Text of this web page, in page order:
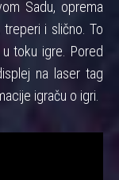
Sadu, oprema
i slično. To
toku igre. Pored
na laser tag
igraču o igri.